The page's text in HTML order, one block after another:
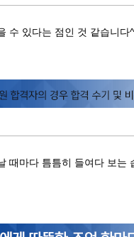
수 있다는 점인 것 같습니다
때마다 틈틈히 들여다 보는